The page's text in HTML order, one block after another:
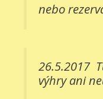
nebo
26.5.2017
výhry ani